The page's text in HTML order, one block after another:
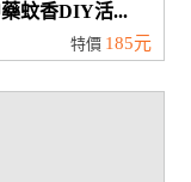
蚊香DIY活...
特價 185元